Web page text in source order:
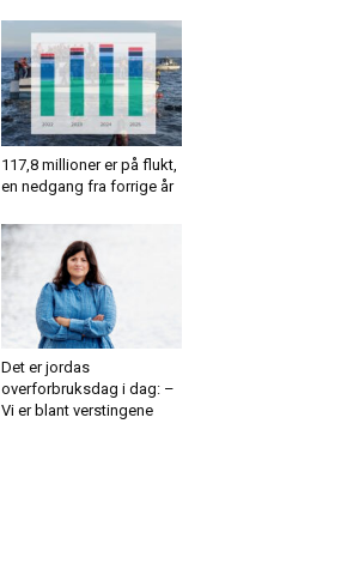
117,8 millioner er på flukt,
en nedgang fra forrige år
Det er jordas
overforbruksdag i dag: –
Vi er blant verstingene